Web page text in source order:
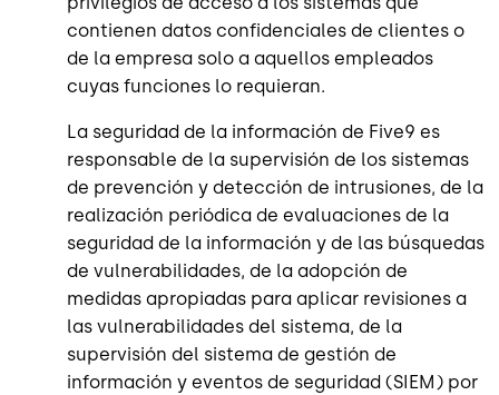
contienen datos confidenciales de clientes o
de la empresa solo a aquellos empleados
cuyas funciones lo requieran.
La seguridad de la información de Five9 es
responsable de la supervisión de los sistemas
de prevención y detección de intrusiones, de la
realización periódica de evaluaciones de la
seguridad de la información y de las búsquedas
de vulnerabilidades, de la adopción de
medidas apropiadas para aplicar revisiones a
las vulnerabilidades del sistema, de la
supervisión del sistema de gestión de
información y eventos de seguridad (SIEM) por